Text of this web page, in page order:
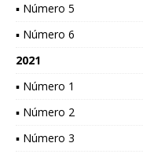
▪ Número 5
▪ Número 6
2021
▪ Número 1
▪ Número 2
▪ Número 3